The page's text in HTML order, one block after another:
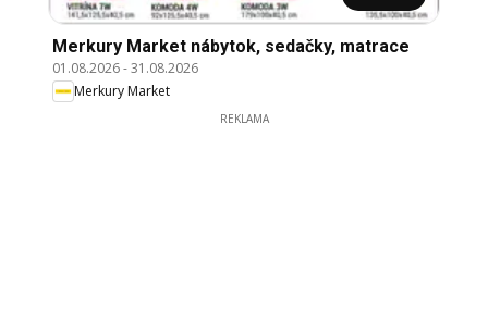
Merkury Market nábytok, sedačky, matrace
01.08.2026-31.08.2026
Merkury Market
REKLAMA